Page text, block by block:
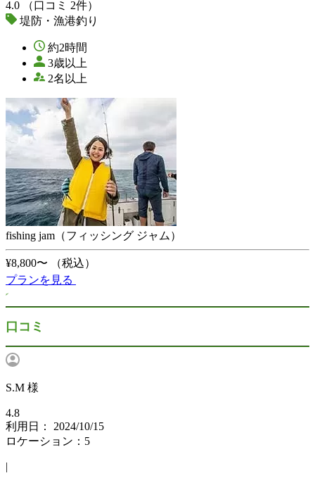
4.0
（口コミ 2件）
堤防・漁港釣り
約2時間
3歳以上
2名以上
fishing jam（フィッシング ジャム）
¥8,800〜
（税込）
プランを見る
口コミ
S.M 様
4.8
利用日： 2024/10/15
ロケーション：5
|